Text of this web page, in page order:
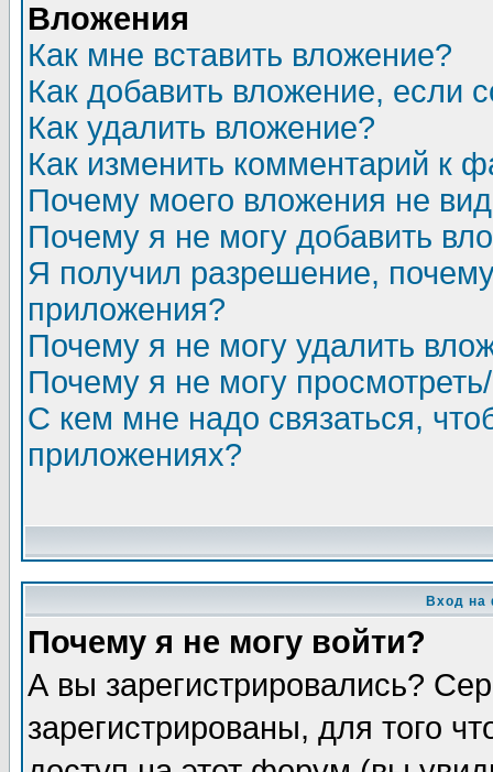
Вложения
Как мне вставить вложение?
Как добавить вложение, если
Как удалить вложение?
Как изменить комментарий к
Почему моего вложения не
Почему я не могу добавить
Я получил разрешение,
приложения?
Почему я не могу удалить
Почему я не могу
С кем мне надо связаться,
приложениях?
Вход на
Почему я не могу войти?
А вы зарегистрировались?
зарегистрированы, для того